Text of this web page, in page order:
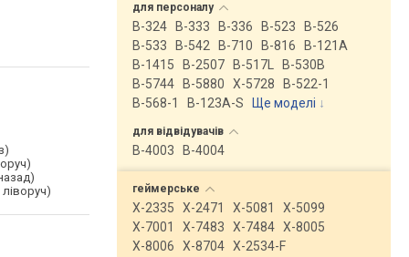
для персоналу
B-324 B-333 B-336 B-523
B-526
B-533
B-542 B-710 B-816
B-121A
B-1415
B-2507 B-517L
B-530B
B-5744
B-5880 X-5728
B-522-1
B-568-1
B-123A-S Ще моделі ↓
для відвідувачів
B-4003 B-4004
геймерське
X-2335 X-2471 X-5081
X-5099
X-7001
X-7483 X-7484 X-8005
X-8006
X-8704 X-2534-F